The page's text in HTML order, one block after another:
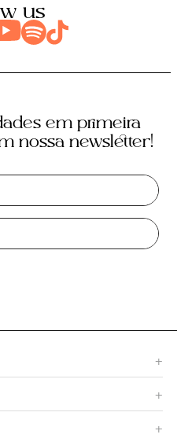
us
em primeira
nossa newsletter!
+
+
+